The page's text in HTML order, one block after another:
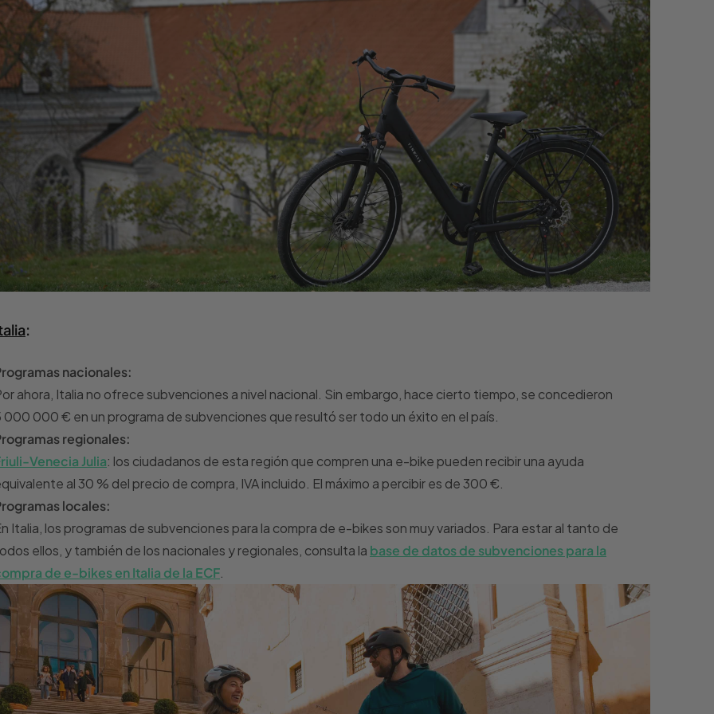
:
nacionales:
ahora, Italia no ofrece subvenciones a nivel nacional. Sin embargo, hace cierto tiempo, se concedieron
000 000 € en un programa de subvenciones que resultó ser todo un éxito en el país.
regionales:
Venecia Julia: los ciudadanos de esta región que compren una e-bike pueden recibir una ayuda
al 30 % del precio de compra, IVA incluido. El máximo a percibir es de 300 €.
locales:
Italia, los programas de subvenciones para la compra de e-bikes son muy variados. Para estar al tanto de
ellos, y también de los nacionales y regionales, consulta la base de datos de subvenciones para la
de e-bikes en Italia de la ECF